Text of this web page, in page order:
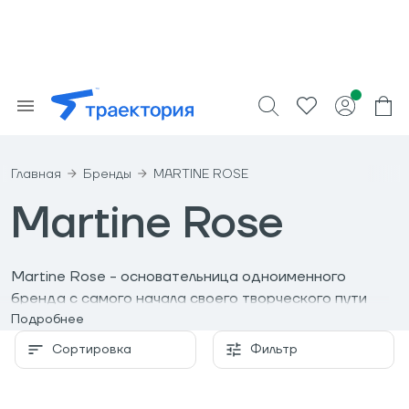
Главная Бренды MARTINE ROSE
Martine Rose
Martine Rose - основательница одноименного
бренда с самого начала своего творческого пути
нарушает устоявшиеся в индустрии правила - выход
новых коллекций не обусловлен сменой сезона, а
традиционные шоу могут быть заменены
Подробнее
Сортировка
Фильтр